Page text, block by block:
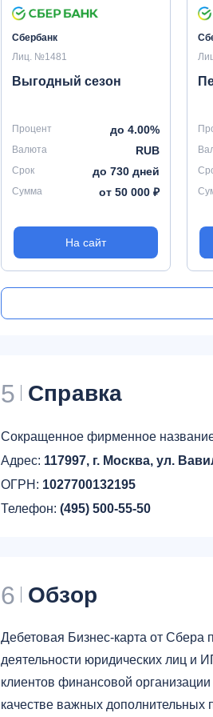
Сбербанк
Лиц. №1481
Выгодный сезон
Процент до 4.00%
Валюта RUB
Срок до 730 дней
Сумма от 50 000 ₽
На сайт
5 Справка
Сокращенное фирменное
Адрес: 117997, г. Москва, ул.
ОГРН: 1027700132195
Телефон: (495) 500-55-50
6 Обзор
Дебетовая Бизнес-карта от Сбера
деятельности юридических лиц и
клиентов финансовой
качестве важных дополнительных